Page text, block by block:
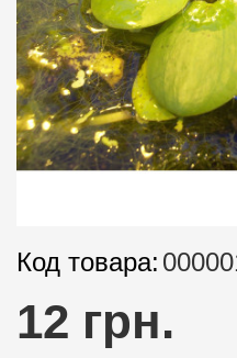
Код товара:
12 грн.